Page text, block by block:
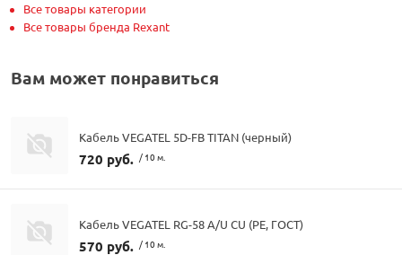
Все товары категории
Все товары бренда Rexant
Вам может понравиться
Кабель VEGATEL 5D-FB TITAN (черный)
720 руб. / 10 м.
Кабель VEGATEL RG-58 A/U CU (PE, ГОСТ)
570 руб. / 10 м.